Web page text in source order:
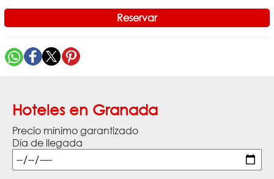
Reservar
Hoteles en Granada
Precio mínimo garantizado
Día de llegada